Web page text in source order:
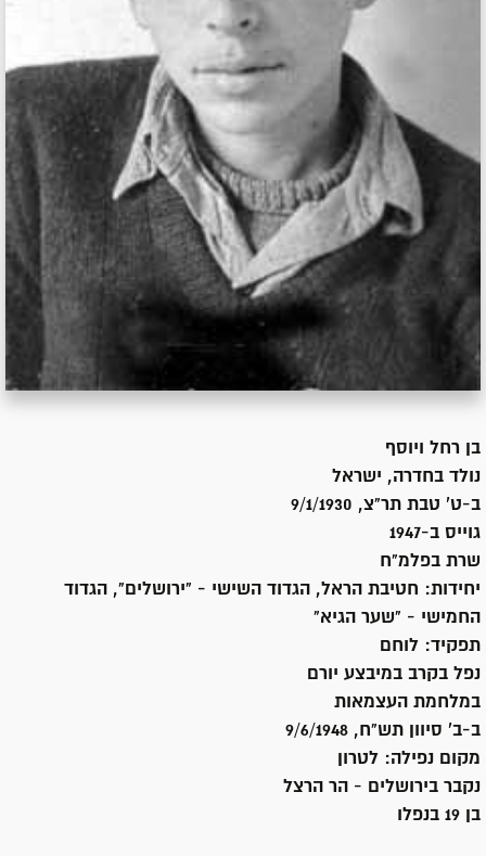
בן רחל ויוסף
נולד בחדרה, ישראל
ב-ט' טבת תר"צ, 9/1/1930
גוייס ב-1947
שרת בפלמ"ח
יחידות: חטיבת הראל, הגדוד השישי - "ירושלים", הגדוד
החמישי - "שער הגיא"
תפקיד: לוחם
נפל בקרב במיבצע יורם
במלחמת העצמאות
ב-ב' סיוון תש"ח, 9/6/1948
מקום נפילה: לטרון
נקבר בירושלים - הר הרצל
בן 19 בנפלו